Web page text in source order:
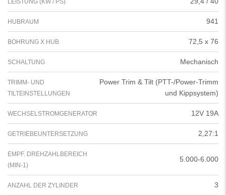
LEISTUNG (KW / PS)
HUBRAUM 941
BOHRUNG X HUB 72,5 x 76
SCHALTUNG Mechanisch
TRIMM- UND
TILTEINSTELLUNGEN
Power Trim & Tilt (PTT-/Power-Trimm
und Kippsystem)
WECHSELSTROMGENERATOR 12V 19A
GETRIEBEUNTERSETZUNG 2,27:1
EMPF. DREHZAHLBEREICH
(MIN-1)
5.000-6.000
ANZAHL DER ZYLINDER 3